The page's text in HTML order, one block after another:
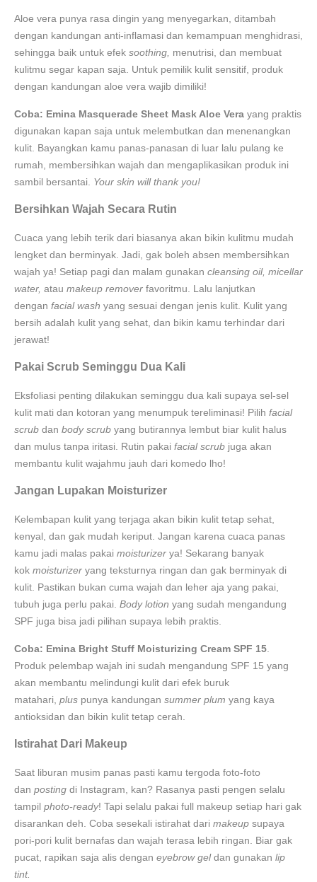
Aloe vera punya rasa dingin yang menyegarkan, ditambah
dengan kandungan anti-inflamasi dan kemampuan menghidrasi,
sehingga baik untuk efek soothing, menutrisi, dan membuat
kulitmu segar kapan saja. Untuk pemilik kulit sensitif, produk
dengan kandungan aloe vera wajib dimiliki!
Coba: Emina Masquerade Sheet Mask Aloe Vera yang praktis
digunakan kapan saja untuk melembutkan dan menenangkan
kulit. Bayangkan kamu panas-panasan di luar lalu pulang ke
rumah, membersihkan wajah dan mengaplikasikan produk ini
sambil bersantai. Your skin will thank you!
Bersihkan Wajah Secara Rutin
Cuaca yang lebih terik dari biasanya akan bikin kulitmu mudah
lengket dan berminyak. Jadi, gak boleh absen membersihkan
wajah ya! Setiap pagi dan malam gunakan cleansing oil, micellar
water, atau makeup remover favoritmu. Lalu lanjutkan
dengan facial wash yang sesuai dengan jenis kulit. Kulit yang
bersih adalah kulit yang sehat, dan bikin kamu terhindar dari
jerawat!
Pakai Scrub Seminggu Dua Kali
Eksfoliasi penting dilakukan seminggu dua kali supaya sel-sel
kulit mati dan kotoran yang menumpuk tereliminasi! Pilih facial
scrub dan body scrub yang butirannya lembut biar kulit halus
dan mulus tanpa iritasi. Rutin pakai facial scrub juga akan
membantu kulit wajahmu jauh dari komedo lho!
Jangan Lupakan Moisturizer
Kelembapan kulit yang terjaga akan bikin kulit tetap sehat,
kenyal, dan gak mudah keriput. Jangan karena cuaca panas
kamu jadi malas pakai moisturizer ya! Sekarang banyak
kok moisturizer yang teksturnya ringan dan gak berminyak di
kulit. Pastikan bukan cuma wajah dan leher aja yang pakai,
tubuh juga perlu pakai. Body lotion yang sudah mengandung
SPF juga bisa jadi pilihan supaya lebih praktis.
Coba: Emina Bright Stuff Moisturizing Cream SPF 15
Produk pelembap wajah ini sudah mengandung SPF 15 yang
akan membantu melindungi kulit dari efek buruk
matahari, plus punya kandungan summer plum yang kaya
antioksidan dan bikin kulit tetap cerah.
Istirahat Dari Makeup
Saat liburan musim panas pasti kamu tergoda foto-foto
dan posting di Instagram, kan? Rasanya pasti pengen selalu
tampil photo-ready! Tapi selalu pakai full makeup setiap hari gak
disarankan deh. Coba sesekali istirahat dari makeup supaya
pori-pori kulit bernafas dan wajah terasa lebih ringan. Biar gak
pucat, rapikan saja alis dengan eyebrow geldan gunakan lip
tint.